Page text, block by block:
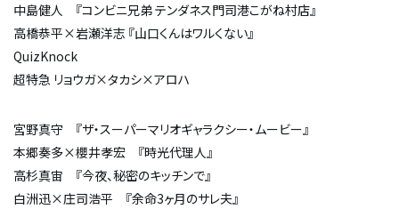
中島健人 『コンビニ兄弟 テンダネス門司港こがね村店』
高橋恭平×岩瀬洋志 『山口くんはワルくない』
QuizKnock
超特急 リョウガ×タカシ×アロハ
宮野真守 『ザ・スーパーマリオギャラクシー・ムービー』
本郷奏多×櫻井孝宏 『時光代理人』
高杉真宙 『今夜、秘密のキッチンで』
白洲迅×庄司浩平 『余命3ヶ月のサレ夫』